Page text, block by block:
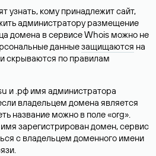
узнать, кому принадлежит сайт,
администратору размещение
домена в сервисе Whois можно не
данныезащищаются на
скрываются по правилам
и .рф имя администратора
владельцем домена является
название можно в поле «org».
зарегистрирован домен, сервис
с владельцем доменного имени